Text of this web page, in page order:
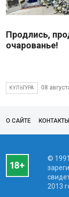
Продлись,
очарованье!
КУЛЬТУРА 08
О САЙТЕ КОНТАКТЫ
©
2013